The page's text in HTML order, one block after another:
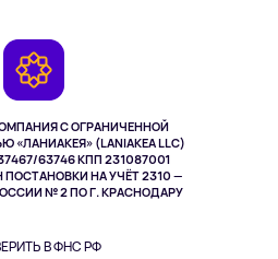
С ОГРАНИЧЕННОЙ
(LANIAKEA LLC)
63746 КПП 231087001
НА УЧЁТ 2310 —
№ 2 ПО Г. КРАСНОДАРУ
В ФНС РФ